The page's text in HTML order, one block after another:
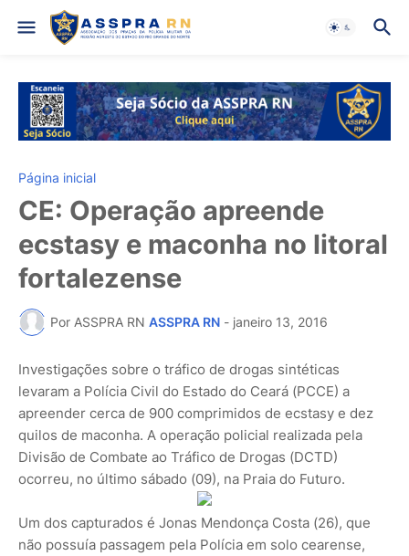
Página inicial
CE: Operação apreende
ecstasy e maconha no litoral
fortalezense
Por ASSPRA RN ASSPRA RN - janeiro 13, 2016
Investigações sobre o tráfico de drogas sintéticas
levaram a Polícia Civil do Estado do Ceará (PCCE) a
apreender cerca de 900 comprimidos de ecstasy e dez
quilos de maconha. A operação policial realizada pela
Divisão de Combate ao Tráfico de Drogas (DCTD)
ocorreu, no último sábado (09), na Praia do Futuro.
Um dos capturados é Jonas Mendonça Costa (26), que
não possuía passagem pela Polícia em solo cearense,